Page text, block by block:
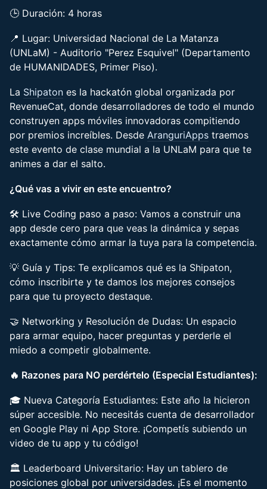
🕒 Duración: 4 horas
📍 Lugar: Universidad Nacional de La Matanza
(UNLaM) - Auditorio "Perez Esquivel" (Departamento
de HUMANIDADES, Primer Piso).
La Shipaton es la hackatón global organizada por
RevenueCat, donde desarrolladores de todo el mundo
construyen apps móviles innovadoras compitiendo
por premios increíbles. Desde AranguriApps traemos
este evento de clase mundial a la UNLaM para que te
animes a dar el salto.
¿Qué vas a vivir en este encuentro?
🛠️ Live Coding paso a paso: Vamos a construir una
app desde cero para que veas la dinámica y sepas
exactamente cómo armar la tuya para la competencia.
💡 Guía y Tips: Te explicamos qué es la Shipaton,
cómo inscribirte y te damos los mejores consejos
para que tu proyecto destaque.
🤝 Networking y Resolución de Dudas: Un espacio
para armar equipo, hacer preguntas y perderle el
miedo a competir globalmente.
🔥 Razones para NO perdértelo (Especial Estudiantes):
🎓 Nueva Categoría Estudiantes: Este año la hicieron
súper accesible. No necesitás cuenta de desarrollador
en Google Play ni App Store. ¡Competís subiendo un
video de tu app y tu código!
🏛️ Leaderboard Universitario: Hay un tablero de
posiciones global por universidades. ¡Es el momento